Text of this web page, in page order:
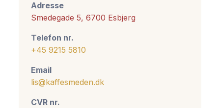
Adresse
Smedegade 5, 6700 Esbjerg
Telefon nr.
+45 9215 5810
Email
lis@kaffesmeden.dk
CVR nr.